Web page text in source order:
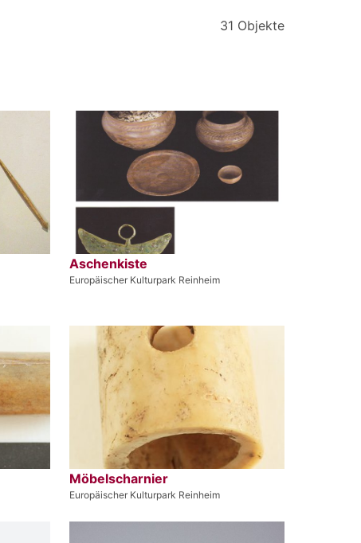
31 Objekte
Aschenkiste
Europäischer Kulturpark Reinheim
Möbelscharnier
Europäischer Kulturpark Reinheim